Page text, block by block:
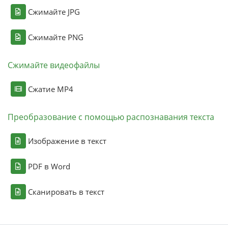
Сжимайте JPG
Сжимайте PNG
Сжимайте видеофайлы
Сжатие MP4
Преобразование с помощью распознавания текста
Изображение в текст
PDF в Word
Сканировать в текст